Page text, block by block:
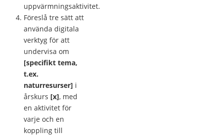
uppvärmningsaktivitet.
Föreslå tre sätt att
använda digitala
verktyg för att
undervisa om
[specifikt tema,
t.ex.
naturresurser] i
årskurs [x], med
en aktivitet för
varje och en
koppling till